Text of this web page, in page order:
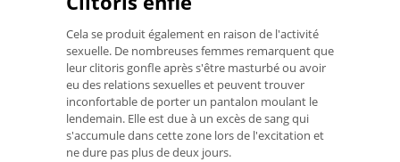
Cela se produit également en raison de l'activité
sexuelle. De nombreuses femmes remarquent que
leur clitoris gonfle après s'être masturbé ou avoir
eu des relations sexuelles et peuvent trouver
inconfortable de porter un pantalon moulant le
lendemain. Elle est due à un excès de sang qui
s'accumule dans cette zone lors de l'excitation et
ne dure pas plus de deux jours.